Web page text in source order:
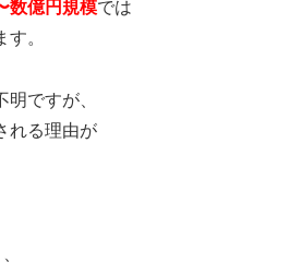
数億円規模では
。
ですが、
れる理由が